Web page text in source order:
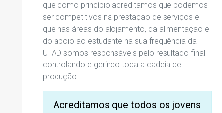
que como princípio acreditamos que podemos
ser competitivos na prestação de serviços e
que nas áreas do alojamento, da alimentação e
do apoio ao estudante na sua frequência da
UTAD somos responsáveis pelo resultado final,
controlando e gerindo toda a cadeia de
produção.
Acreditamos que todos os jovens